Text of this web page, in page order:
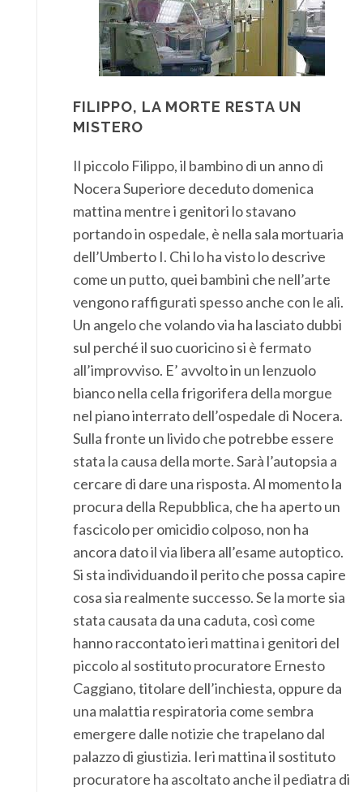
FILIPPO, LA MORTE RESTA UN
MISTERO
Il piccolo Filippo, il bambino di un anno di
Nocera Superiore deceduto domenica
mattina mentre i genitori lo stavano
portando in ospedale, è nella sala mortuaria
dell’Umberto I. Chi lo ha visto lo descrive
come un putto, quei bambini che nell’arte
vengono raffigurati spesso anche con le ali.
Un angelo che volando via ha lasciato dubbi
sul perché il suo cuoricino si è fermato
all’improvviso. E’ avvolto in un lenzuolo
bianco nella cella frigorifera della morgue
nel piano interrato dell’ospedale di Nocera.
Sulla fronte un livido che potrebbe essere
stata la causa della morte. Sarà l’autopsia a
cercare di dare una risposta. Al momento la
procura della Repubblica, che ha aperto un
fascicolo per omicidio colposo, non ha
ancora dato il via libera all’esame autoptico.
Si sta individuando il perito che possa capire
cosa sia realmente successo. Se la morte sia
stata causata da una caduta, così come
hanno raccontato ieri mattina i genitori del
piccolo al sostituto procuratore Ernesto
Caggiano, titolare dell’inchiesta, oppure da
una malattia respiratoria come sembra
emergere dalle notizie che trapelano dal
palazzo di giustizia. Ieri mattina il sostituto
procuratore ha ascoltato anche il pediatra di